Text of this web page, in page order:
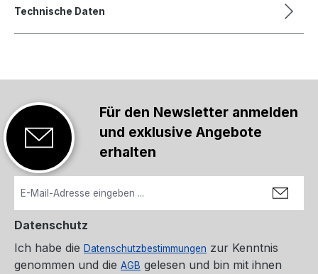
Technische Daten
Für den Newsletter anmelden
und exklusive Angebote
erhalten
Datenschutz
Ich habe die Datenschutzbestimmungen zur Kenntnis
genommen und die AGB gelesen und bin mit ihnen